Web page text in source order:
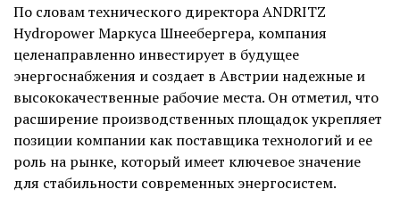
По словам технического директора ANDRITZ
Hydropower Маркуса Шнеебергера, компания
целенаправленно инвестирует в будущее
энергоснабжения и создает в Австрии надежные и
высококачественные рабочие места. Он отметил, что
расширение производственных площадок укрепляет
позиции компании как поставщика технологий и ее
роль на рынке, который имеет ключевое значение
для стабильности современных энергосистем.